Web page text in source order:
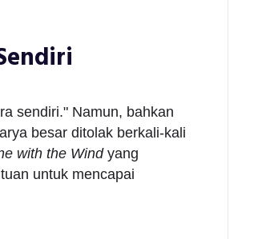
sendiri." Namun, bahkan
besar ditolak berkali-kali
with the Windyang
untuk mencapai